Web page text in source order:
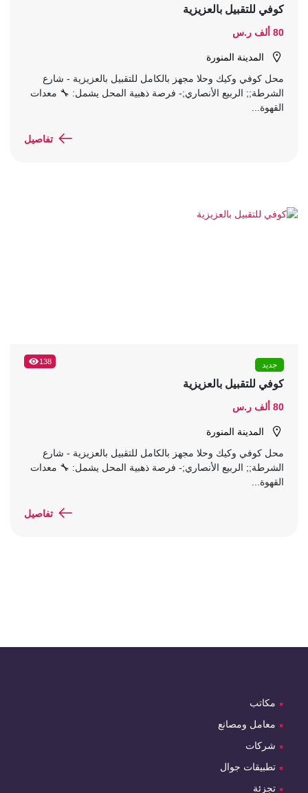
كوفي للتقبيل بالعزيزية
80 ألف ر.س
المدينة المنورة
محل كوفي وكيك وحلا مجهز بالكامل للتقبيل بالعزيزية - شارع
الشرطة;; الربيع الأنصاري;- فرصة ذهبية المحل يشمل: 🔧 معدات
القهوة...
تفاصيل
138 جديد
كوفي للتقبيل بالعزيزية
80 ألف ر.س
المدينة المنورة
محل كوفي وكيك وحلا مجهز بالكامل للتقبيل بالعزيزية - شارع
الشرطة;; الربيع الأنصاري;- فرصة ذهبية المحل يشمل: 🔧 معدات
القهوة...
تفاصيل
مكاتب
معامل ومصانع
شركات
تطبيقات جوال
تجزئة